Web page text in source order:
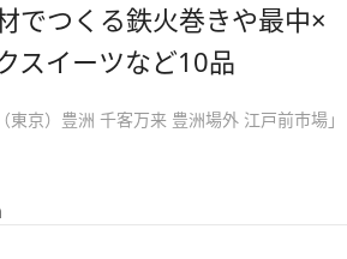
でつくる鉄火巻きや最中×
スイーツなど10品
京）豊洲 千客万来 豊洲場外 江戸前市場」